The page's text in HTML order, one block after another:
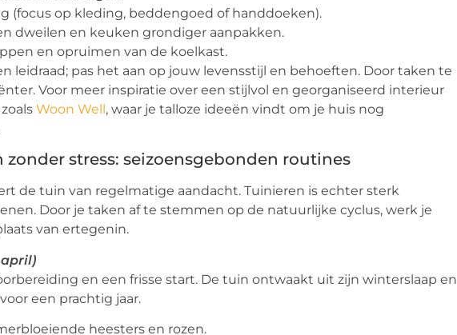
(focus op kleding, beddengoed of handdoeken).
dweilen en keuken grondiger aanpakken.
en opruimen van de koelkast.
leidraad; pas het aan op jouw levensstijl en behoeften. Door taken te
Voor meer inspiratie over een stijlvol en georganiseerd interieur
Woon Well, waar je talloze ideeën vindt om je huis nog
stress: seizoensgebonden routines
de tuin van regelmatige aandacht. Tuinieren is echter sterk
Door je taken af te stemmen op de natuurlijke cyclus, werk je
van ertegenin.
en een frisse start. De tuin ontwaakt uit zijn winterslaap en
een prachtig jaar.
heesters en rozen.